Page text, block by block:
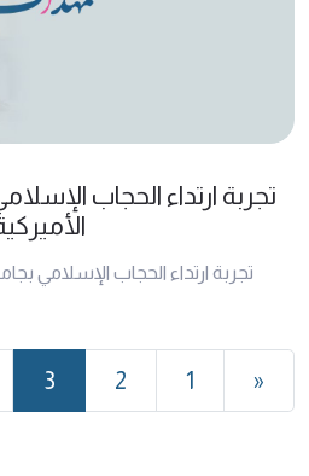
تجربة ارتداء الحجاب
تجربة ارتداء الحجاب الإسلامي
«
1
2
3